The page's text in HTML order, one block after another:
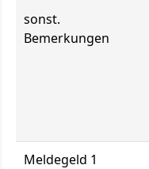
sonst.
Bemerkungen
Meldegeld 1